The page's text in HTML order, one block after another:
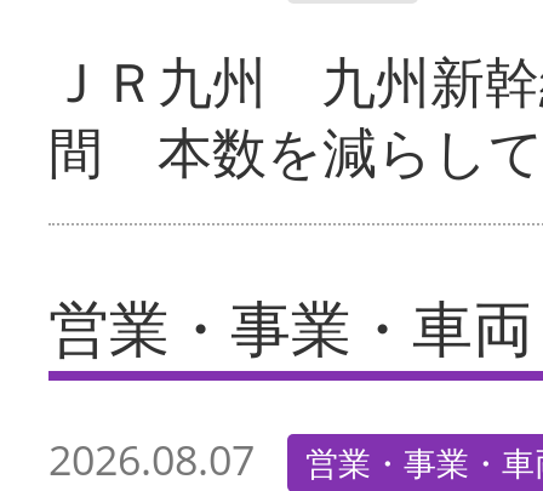
ＪＲ九州 九州新
間 本数を減らし
営業・事業・車両
2026.08.07 営業・事業・